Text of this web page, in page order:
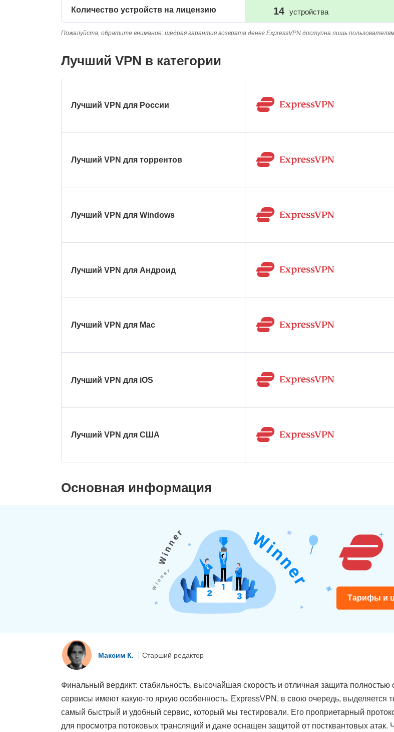
Количество устройств на лицензию 14 устройства
Пожалуйста, обратите внимание: щедрая гарантия возврата денег ExpressVPN доступна лишь
Лучший VPN в категории
Лучший VPN для России
Лучший VPN для торрентов
Лучший VPN для Windows
Лучший VPN для Андроид
Лучший VPN для Mac
Лучший VPN для iOS
Лучший VPN для США
Основная информация
Тарифы и
Максим К. Старший редактор
Финальный вердикт: стабильность, высочайшая скорость и отличная защита
сервисы имеют какую-то яркую особенность. ExpressVPN, в свою очередь, выделяется
самый быстрый и удобный сервис, который мы тестировали. Его проприетарный
для просмотра потоковых трансляций и даже оснащен защитой от постквантовых